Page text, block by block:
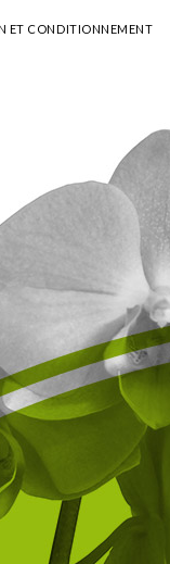
ET CONDITIONNEMENT